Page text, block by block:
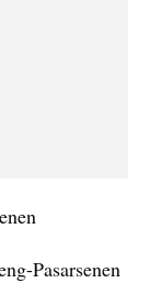
Pasarsenen